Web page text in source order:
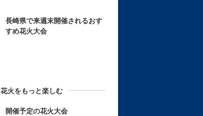
長崎県で来週末開催されるおす
すめ花火大会
花火をもっと楽しむ
開催予定の花火大会